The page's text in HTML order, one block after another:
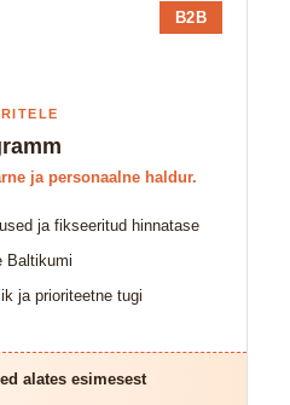
B2B
ja personaalne haldur.
ja fikseeritud hinnatase
Baltikumi
ja prioriteetne tugi
alates esimesest